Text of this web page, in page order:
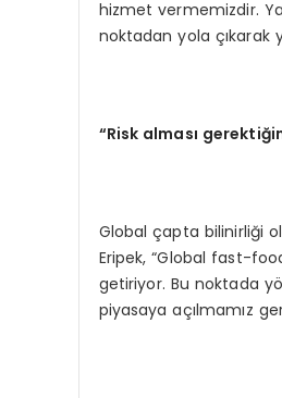
hizmet vermemizdir.
noktadan yola çıkarak
“Risk alması
Global çapta bilinirliği
Eripek, “Global fast-
getiriyor. Bu noktada
piyasaya açılmamız